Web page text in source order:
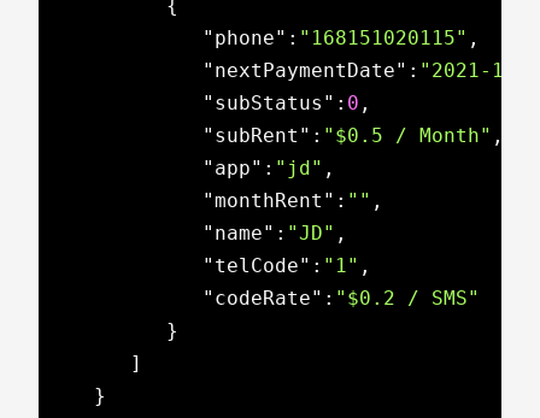
         {
"phone" : "168151020115" ,
"nextPaymentDate" : "2021-
"subStatus" : 0 ,
"subRent" : "$0.5 / Month" ,
"app" : "jd" ,
"monthRent" : "" ,
"name" : "JD" ,
"telCode" : "1" ,
"codeRate" : "$0.2 / SMS"
         }
      ]
   }